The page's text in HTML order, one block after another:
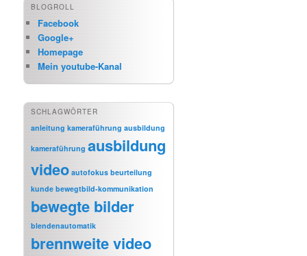
BLOGROLL
Facebook
Google+
Homepage
Mein youtube-Kanal
SCHLAGWÖRTER
anleitung kameraführung ausbildung
kameraführung ausbildung
video autofokus beurteilung
kunde bewegtbild-kommunikation
bewegte bilder
blendenautomatik
brennweite video